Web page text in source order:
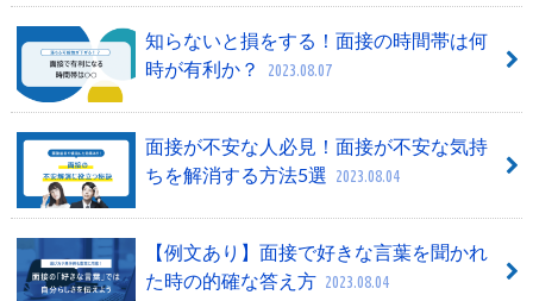
知らないと損をする！面接の時間帯は何
時が有利か？
2023.08.07
面接が不安な人必見！面接が不安な気持
ちを解消する方法5選 2023.08.04
【例文あり】面接で好きな言葉を聞かれ
た時の的確な答え方 2023.08.04